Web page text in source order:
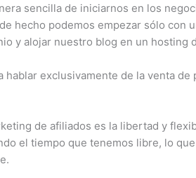
sencilla de iniciarnos en los
hecho podemos empezar sólo con
y alojar nuestro blog en un hosting
hablar exclusivamente de la venta
de afiliados es la libertad y
el tiempo que tenemos libre, lo